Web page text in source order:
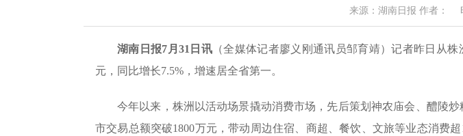
来源：湖南日报 作者：
湖南日报7月31日讯 （全媒体记者廖义刚通讯员邹育靖）记者昨日从
元，同比增长7.5%，增速居全省第一。
今年以来，株洲以活动场景撬动消费市场，先后策划神农庙会、醴陵
市交易总额突破1800万元，带动周边住宿、商超、餐饮、文旅等业态消费